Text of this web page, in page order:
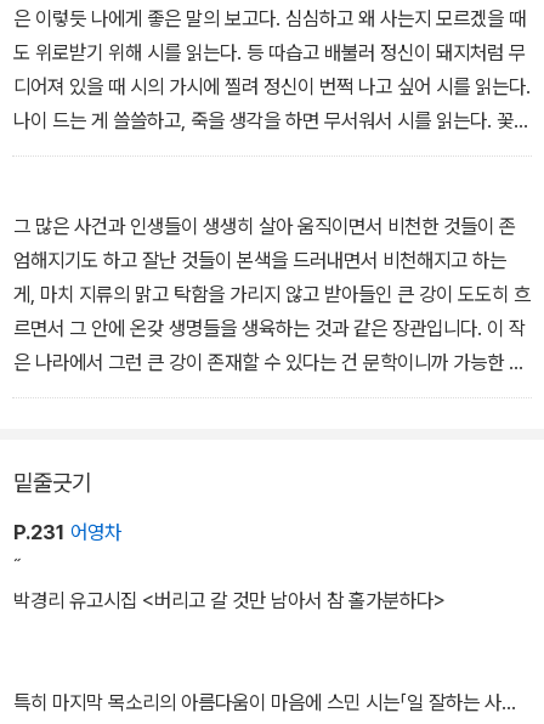
글도 쓰고 싶으니 계속해서 정신의 탄력만은 유지하고 싶다.
그나저나 시간은 왜 이렇게 빨리 가지. 고통의 기억뿐 아니라 기쁨의
기억까지 신속하게 지우면서. 나 좀 살려줘, 비명을 지르며 뛰어내리
고 싶게 시간은 잘도 가는구나.
-<내 생애의 밑줄> 중에서
은 이렇듯 나에게 좋은 말의 보고다. 심심하고 왜 사는지 모르겠을 때
도 위로받기 위해 시를 읽는다. 등 따습고 배불러 정신이 돼지처럼 무
디어져 있을 때 시의 가시에 찔려 정신이 번쩍 나고 싶어 시를 읽는다.
나이 드는 게 쓸쓸하고, 죽을 생각을 하면 무서워서 시를 읽는다. 꽃
피고 낙엽 지는 걸 되풀이해서 봐온 햇수를 생각하고 이제 죽어도 여
시를 읽는다.
- <시의 가시에 찔려 정신이 번쩍 나고 싶을 때> 중에서
그 많은 사건과 인생들이 생생히 살아 움직이면서 비천한 것들이 존
엄해지기도 하고 잘난 것들이 본색을 드러내면서 비천해지고 하는
게, 마치 지류의 맑고 탁함을 가리지 않고 받아들인 큰 강이 도도히 흐
르면서 그 안에 온갖 생명들을 생육하는 것과 같은 장관입니다. 이 작
은 나라에서 그런 큰 강이 존재할 수 있다는 건 문학이니까 가능한 축
복이요 기적입니다.
밑줄긋기
P.231 어영차
˝
박경리 유고시집 <버리고 갈 것만 남아서 참 홀가분하다>
특히 마지막 목소리의 아름다움이 마음에 스민 시는「일 잘하는 사내」